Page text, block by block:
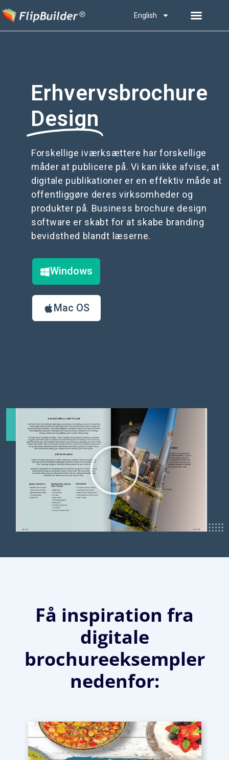
English
Erhvervsbrochure
Design
Forskellige iværksættere har forskellige
måder at publicere på. Vi kan ikke afvise, at
digitale publikationer er en effektiv måde at
offentliggøre deres virksomheder og
produkter på. Business brochure design
software er skabt for at skabe branding
bevidsthed blandt læserne.
Windows
Mac OS
Få inspiration fra
digitale
brochureeksempler
nedenfor: